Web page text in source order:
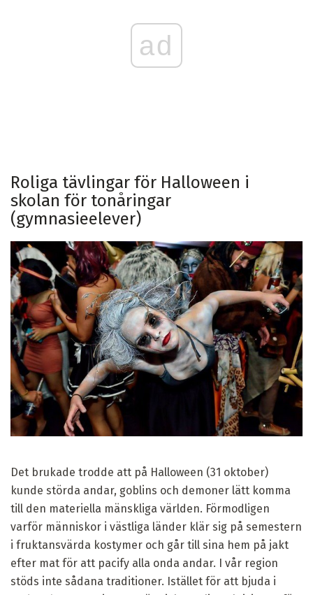
ad
Roliga tävlingar för Halloween i
skolan för tonåringar
(gymnasieelever)
Det brukade trodde att på Halloween (31 oktober)
kunde störda andar, goblins och demoner lätt komma
till den materiella mänskliga världen. Förmodligen
varför människor i västliga länder klär sig på semestern
i fruktansvärda kostymer och går till sina hem på jakt
efter mat för att pacify alla onda andar. I vår region
stöds inte sådana traditioner. Istället för att bjuda i